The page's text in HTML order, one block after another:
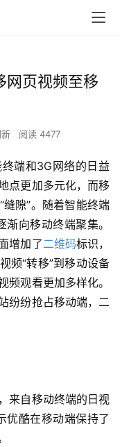
网页视频至移
阅读 4477
端和3G网络的日益
点更加多元化，而移
隙”。随着智能终端
向移动终端聚集。
增加了二维码标识，
频“转移”到移动设备
频观看更加多样化。
纷纷抢占移动端，二
来自移动终端的日视
优酷在移动端保持了